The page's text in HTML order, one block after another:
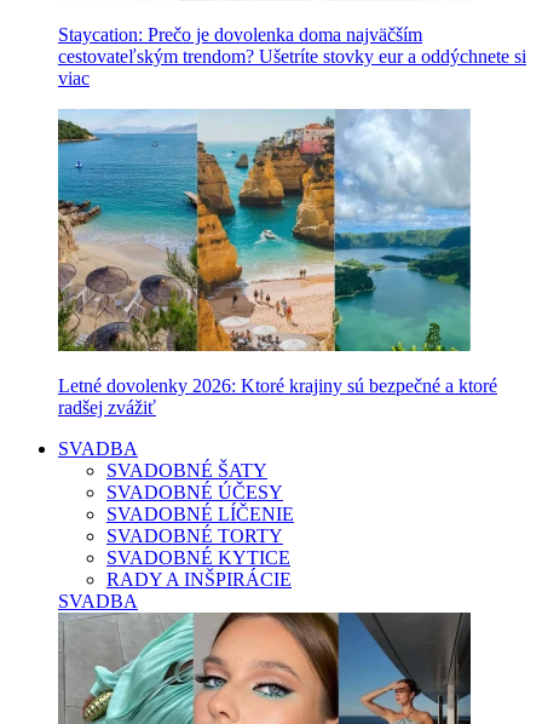
Staycation: Prečo je dovolenka doma najväčším
cestovateľským trendom? Ušetríte stovky eur a oddýchnete si
viac
Letné dovolenky 2026: Ktoré krajiny sú bezpečné a ktoré
radšej zvážiť
SVADBA
SVADOBNÉ ŠATY
SVADOBNÉ ÚČESY
SVADOBNÉ LÍČENIE
SVADOBNÉ TORTY
SVADOBNÉ KYTICE
RADY A INŠPIRÁCIE
SVADBA